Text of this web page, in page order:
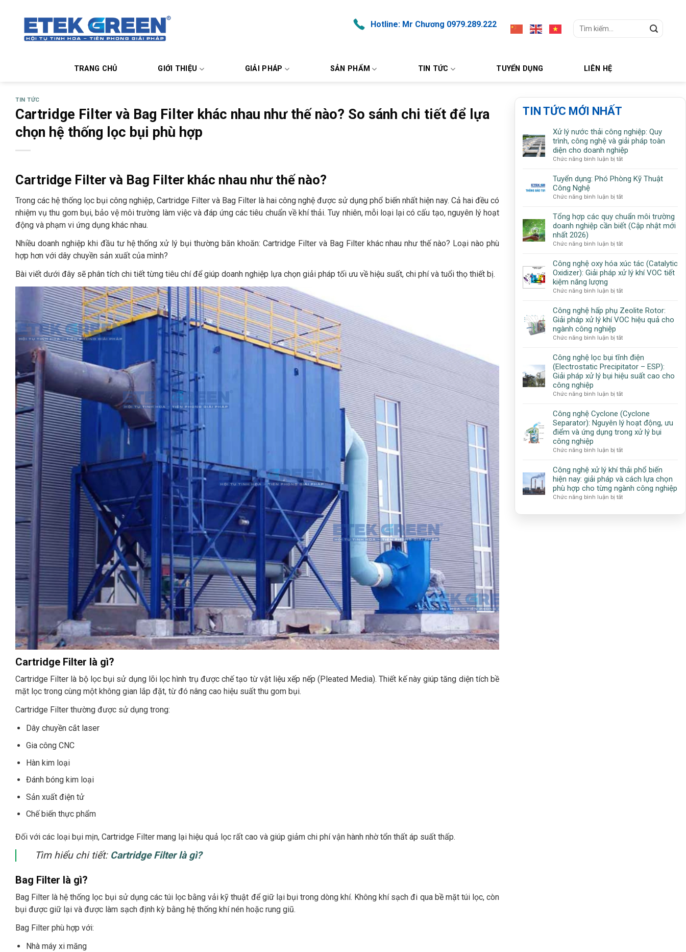
Hotline: Mr Chương 0979.289.222
for:
TRANG CHỦ GIỚI THIỆU GIẢI PHÁP SẢN PHẨM TIN TỨC TUYỂN DỤNG LIÊN HỆ
TIN TỨC
Cartridge Filter và Bag Filter khác nhau như thế nào? So sánh chi tiết để lựa
chọn hệ thống lọc bụi phù hợp
Cartridge Filter và Bag Filter khác nhau như thế nào?
Trong các hệ thống lọc bụi công nghiệp, Cartridge Filter và Bag Filter là hai công nghệ được sử dụng phổ biến nhất hiện nay. Cả hai đều có
nhiệm vụ thu gom bụi, bảo vệ môi trường làm việc và đáp ứng các tiêu chuẩn về khí thải. Tuy nhiên, mỗi loại lại có cấu tạo, nguyên lý hoạt
động và phạm vi ứng dụng khác nhau.
Nhiều doanh nghiệp khi đầu tư hệ thống xử lý bụi thường băn khoăn: Cartridge Filter và Bag Filter khác nhau như thế nào? Loại nào phù
hợp hơn với dây chuyền sản xuất của mình?
Bài viết dưới đây sẽ phân tích chi tiết từng tiêu chí để giúp doanh nghiệp lựa chọn giải pháp tối ưu về hiệu suất, chi phí và tuổi thọ thiết bị.
Cartridge Filter là gì?
Cartridge Filter là bộ lọc bụi sử dụng lõi lọc hình trụ được chế tạo từ vật liệu xếp nếp (Pleated Media). Thiết kế này giúp tăng diện tích bề
mặt lọc trong cùng một không gian lắp đặt, từ đó nâng cao hiệu suất thu gom bụi.
Cartridge Filter thường được sử dụng trong:
Dây chuyền cắt laser
Gia công CNC
Hàn kim loại
Đánh bóng kim loại
Sản xuất điện tử
Chế biến thực phẩm
Đối với các loại bụi mịn, Cartridge Filter mang lại hiệu quả lọc rất cao và giúp giảm chi phí vận hành nhờ tổn thất áp suất thấp.
Tìm hiểu chi tiết: Cartridge Filter là gì?
Bag Filter là gì?
Bag Filter là hệ thống lọc bụi sử dụng các túi lọc bằng vải kỹ thuật để giữ lại bụi trong dòng khí. Không khí sạch đi qua bề mặt túi lọc, còn
bụi được giữ lại và được làm sạch định kỳ bằng hệ thống khí nén hoặc rung giũ.
Bag Filter phù hợp với:
Nhà máy xi măng
TIN TỨC MỚI NHẤT
Xử lý nước thải công nghiệp: Quy
trình, công nghệ và giải pháp toàn
diện cho doanh nghiệp
Chức năng bình luận bị tắtở
lý
nước
Quy
trình,
nghệ
giải
pháp
diện
doanh
nghiệp
Tuyển dụng: Phó Phòng Kỹ Thuật
Công Nghệ
Chức năng bình luận bị tắtở
dụng:
Phó
Phòng
Nghệ
Tổng hợp các quy chuẩn môi trường
doanh nghiệp cần biết (Cập nhật mới
nhất 2026)
Chức năng bình luận bị tắtở
hợp
các
quy
doanh
nghiệp
biết
nhật
mới
nhất
2026)
Công nghệ oxy hóa xúc tác (Catalytic
Oxidizer): Giải pháp xử lý khí VOC tiết
kiệm năng lượng
Chức năng bình luận bị tắtở
nghệ
oxy
Oxidizer):
Giải
pháp
lý
VOC
tiết
kiệm
năng
Công nghệ hấp phụ Zeolite Rotor:
Giải pháp xử lý khí VOC hiệu quả cho
ngành công nghiệp
Chức năng bình luận bị tắtở
nghệ
hấp
phụ
Zeolite
Giải
xử
lý
khí
hiệu
cho
ngành
công
Công nghệ lọc bụi tĩnh điện
(Electrostatic Precipitator – ESP):
Giải pháp xử lý bụi hiệu suất cao cho
công nghiệp
Chức năng bình luận bị tắtở
nghệ
lọc
bụi
tĩnh
(Electrostatic
–
ESP):
Giải
pháp
lý
Công nghệ Cyclone (Cyclone
Separator): Nguyên lý hoạt động, ưu
điểm và ứng dụng trong xử lý bụi
công nghiệp
Chức năng bình luận bị tắtở
nghệ
Cyclone
(Cyclone
Separator):
Công nghệ xử lý khí thải phổ biến
hiện nay: giải pháp và cách lựa chọn
phù hợp cho từng ngành công nghiệp
Chức năng bình luận bị tắtở
nghệ